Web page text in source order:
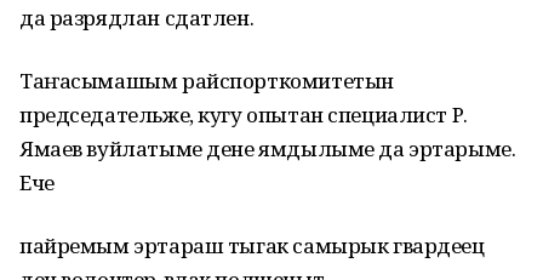
да разрядлан сдатлен.
Таҥасымашым райспорткомитетын
председательже, кугу опытан специалист Р.
Ямаев вуйлатыме дене ямдылыме да эртарыме.
Ече
пайремым эртараш тыгак самырык гвардеец